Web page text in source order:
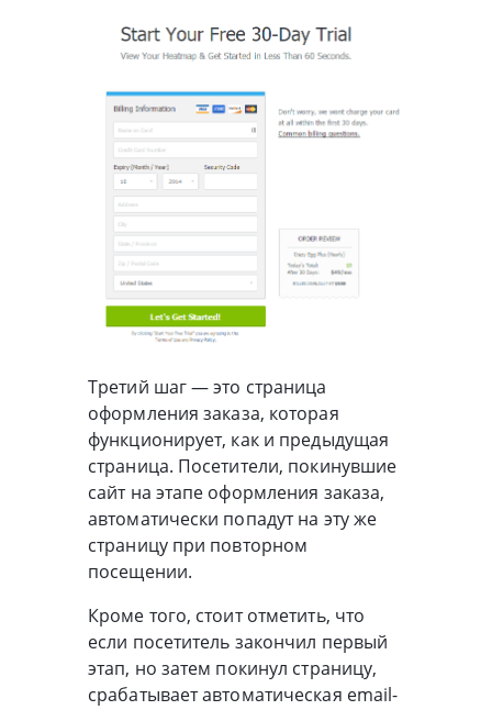
Третий шаг — это страница
оформления заказа, которая
функционирует, как и предыдущая
страница. Посетители, покинувшие
сайт на этапе оформления заказа,
автоматически попадут на эту же
страницу при повторном
посещении.
Кроме того, стоит отметить, что
если посетитель закончил первый
этап, но затем покинул страницу,
срабатывает автоматическая email-